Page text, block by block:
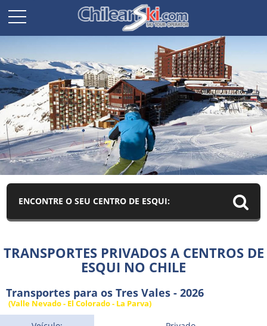
ENCONTRE O SEU CENTRO DE ESQUI:
TRANSPORTES PRIVADOS A CENTROS DE
ESQUI NO CHILE
Transportes para os Tres Vales - 2026
(Valle Nevado - El Colorado - La Parva)